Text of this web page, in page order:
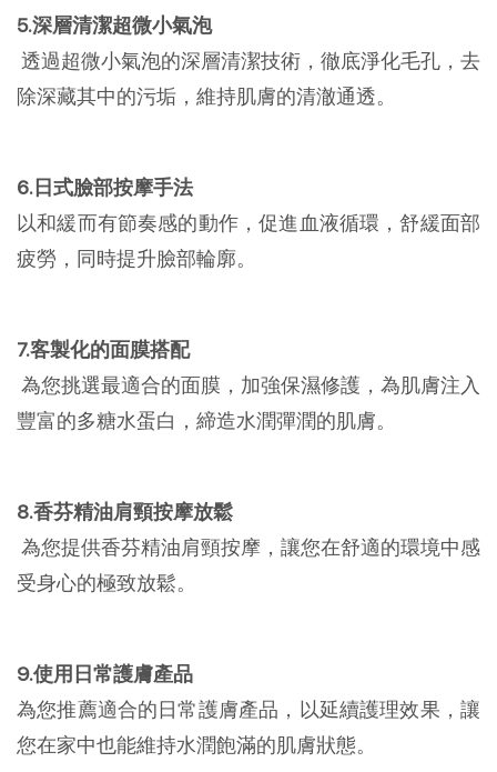
5.深層清潔超微小氣泡
透過超微小氣泡的深層清潔技術，徹底淨化毛孔，去
除深藏其中的污垢，維持肌膚的清澈通透。
6.日式臉部按摩手法
以和緩而有節奏感的動作，促進血液循環，舒緩面部
疲勞，同時提升臉部輪廓。
7.客製化的面膜搭配
為您挑選最適合的面膜，加強保濕修護，為肌膚注入
豐富的多糖水蛋白，締造水潤彈潤的肌膚。
8.香芬精油肩頸按摩放鬆
為您提供香芬精油肩頸按摩，讓您在舒適的環境中感
受身心的極致放鬆。
9.使用日常護膚產品
為您推薦適合的日常護膚產品，以延續護理效果，讓
您在家中也能維持水潤飽滿的肌膚狀態。